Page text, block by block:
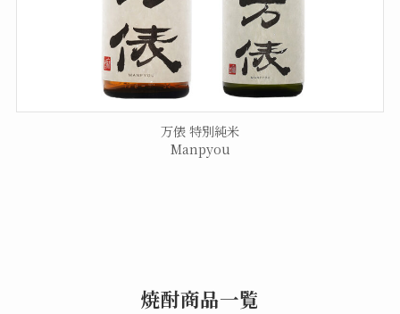
万俵 特別純米
Manpyou
焼酎商品一覧